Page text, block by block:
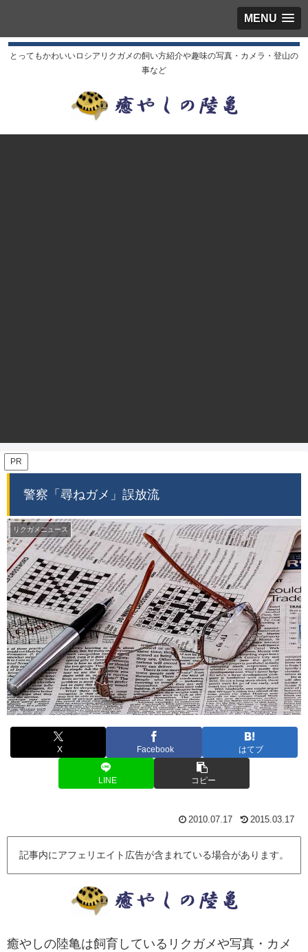
MENU
とってもかわいいロシアリクガメの飼い方紹介や趣味の写真・カメラ・登山の
事など
PR
警察「尋ねガメ」誤放流
リクガメニュース
X Facebook はてブ
LINE コピー
2010.07.17 2015.03.17
記事内にアフェリエイト広告が含まれている場合があります。
癒やしの陸亀は飼育しているリクガメや写真・カメ